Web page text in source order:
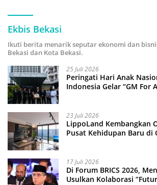
Ekbis Bekasi
Ikuti berita menarik seputar ekonomi dan
Bekasi dan Kota Bekasi.
25 Juli 2026
Peringati Hari Anak
Indonesia Gelar “GM For
23 Juli 2026
LippoLand Kembangkan
Pusat Kehidupan Baru di
17 Juli 2026
Di Forum BRICS 2026,
Usulkan Kolaborasi